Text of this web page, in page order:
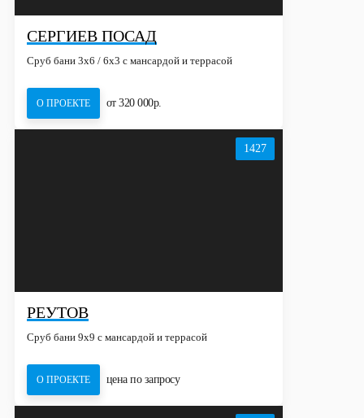
СЕРГИЕВ ПОСАД
Сруб бани 3х6 / 6x3 с мансардой и террасой
О ПРОЕКТЕ от 320 000р.
1427
РЕУТОВ
Сруб бани 9х9 с мансардой и террасой
О ПРОЕКТЕ цена по запросу